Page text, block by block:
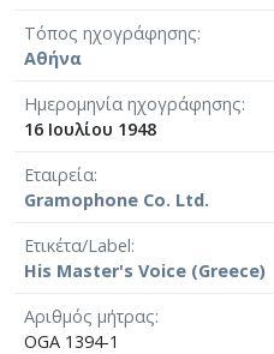
Τόπος ηχογράφησης
Αθήνα
Ημερομηνία ηχογράφησης
16 Ιουλίου 1948
Εταιρεία
Gramophone Co. Ltd.
Ετικέτα/Label
His Master's Voice (Greece)
Αριθμός μήτρας
OGA 1394-1